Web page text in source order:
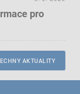
pro
AKTUALITY